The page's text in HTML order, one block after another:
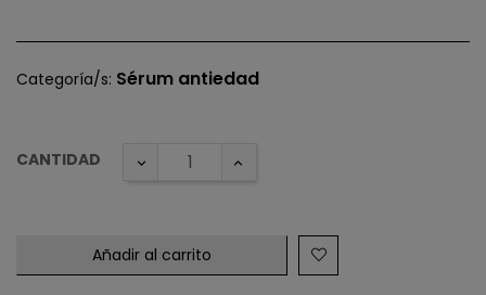
Categoría/s: Sérum antiedad
CANTIDAD
Añadir al carrito